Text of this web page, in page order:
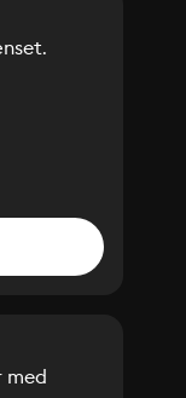
med